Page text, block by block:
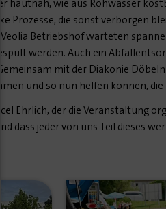
hautnah, wie aus Rohwasser
Prozesse, die sonst verborgen
Betriebshof warteten
werden. Auch ein
mit der Diakonie
und so nun helfen können,
Ehrlich, der die Veranstaltung
dass jeder von uns Teil dieses